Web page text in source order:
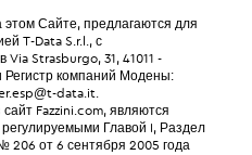
Сайте, предлагаются для
T-Data S.r.l., с
Strasburgo, 31, 41011 -
Регистр компаний Модены:
data.it.
Fazzini.com, являются
Главой I, Раздел
206 от 6 сентября 2005 года